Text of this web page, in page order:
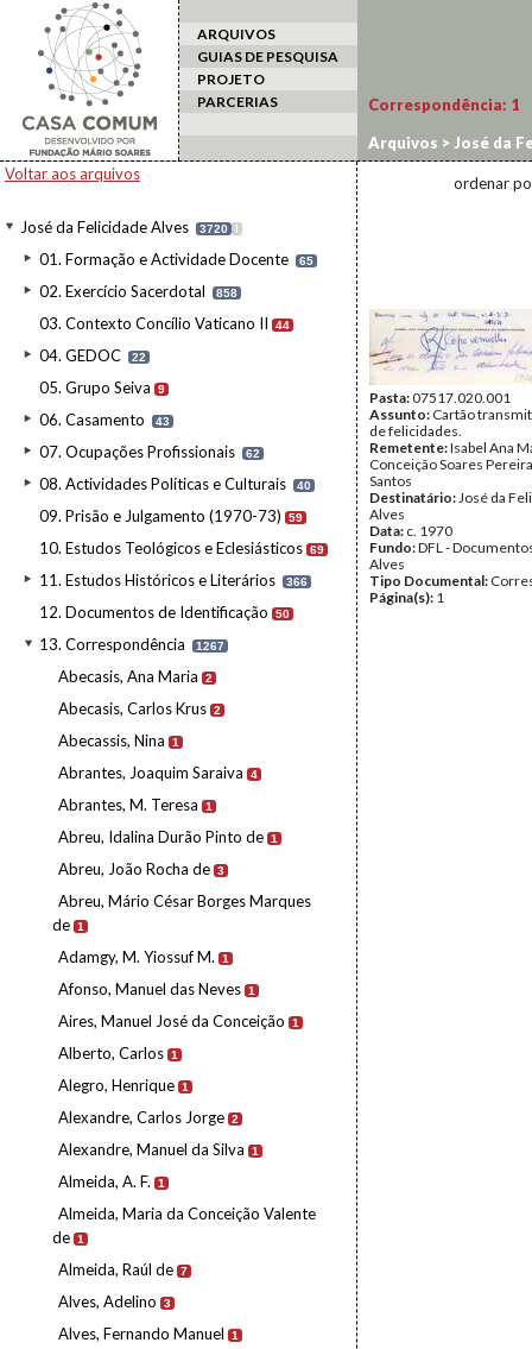
ARQUIVOS
GUIAS DE PESQUISA
PROJETO
PARCERIAS
Voltar aos arquivos
José da Felicidade Alves 3720 I
01. Formação e Actividade Docente 65
02. Exercício Sacerdotal 858
03. Contexto Concílio Vaticano II 44
04. GEDOC 22
05. Grupo Seiva 9
06. Casamento 43
07. Ocupações Profissionais 62
08. Actividades Políticas e Culturais 40
09. Prisão e Julgamento (1970-73) 59
10. Estudos Teológicos e Eclesiásticos 69
11. Estudos Históricos e Literários 366
12. Documentos de Identificação 50
13. Correspondência 1267
Abecasis, Ana Maria 2
Abecasis, Carlos Krus 2
Abecassis, Nina 1
Abrantes, Joaquim Saraiva 4
Abrantes, M. Teresa 1
Abreu, Idalina Durão Pinto de 1
Abreu, João Rocha de 3
Abreu, Mário César Borges Marques
de 1
Adamgy, M. Yiossuf M. 1
Afonso, Manuel das Neves 1
Aires, Manuel José da Conceição 1
Alberto, Carlos 1
Alegro, Henrique 1
Alexandre, Carlos Jorge 2
Alexandre, Manuel da Silva 1
Almeida, A. F. 1
Almeida, Maria da Conceição Valente
de 1
Almeida, Raúl de 7
Alves, Adelino 3
Alves, Fernando Manuel 1
Correspondência: 1
Arquivos > José da
Costa
ordenar
Pasta:07517.020.001
Assunto: Cartão
de felicidades.
Remetente:Isabel Ana
Conceição Soares
Santos
Destinatário:José da
Alves
Data: c. 1970
Fundo:DFL -
Alves
Tipo Documental:
Página(s): 1